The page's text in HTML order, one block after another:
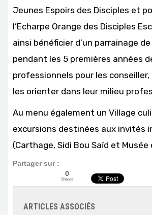
Jeunes Espoirs des Disciples et
l’Echarpe Orange des Disciples
ainsi bénéficier d’un parrainage
pendant les 5 premières années
professionnels pour les
les orienter dans leur milieu
Au menu également un Village
excursions destinées aux invités
(Carthage, Sidi Bou Saïd et Musée
Partager sur :
0
Shares
ARTICLES ASSOCIÉS